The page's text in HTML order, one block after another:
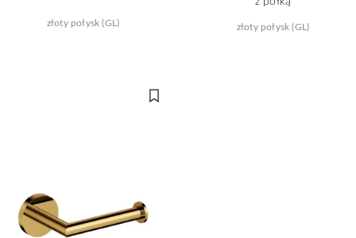
złoty połysk (GL) złoty połysk (GL)